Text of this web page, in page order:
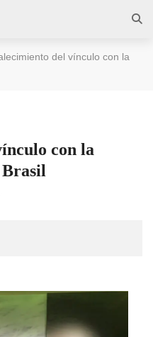
del vínculo con la
con la